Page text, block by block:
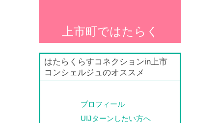
上市町ではたらく
はたらくらすコネクションin上市
コンシェルジュのオススメ
プロフィール
UIJターンしたい方へ